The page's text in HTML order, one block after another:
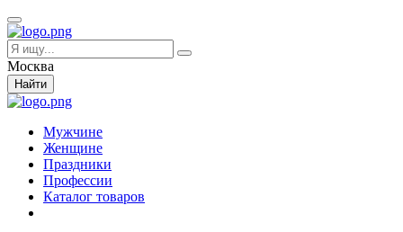
Москва
Найти
Мужчине
Женщине
Праздники
Профессии
Каталог товаров